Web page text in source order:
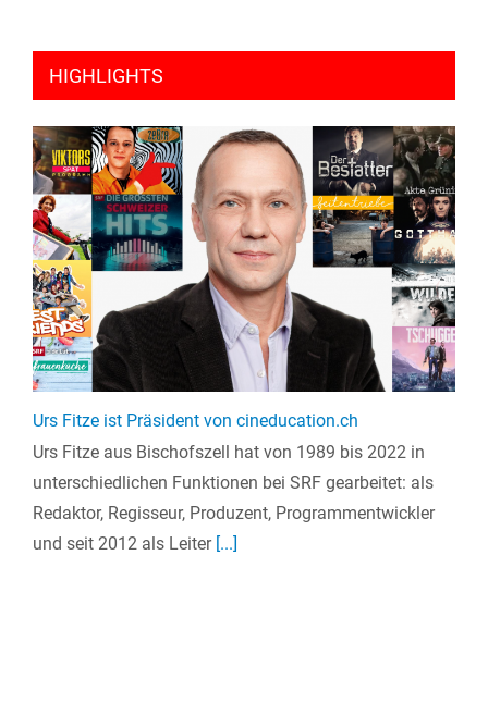
HIGHLIGHTS
Urs Fitze ist Präsident von cineducation.ch
Urs Fitze aus Bischofszell hat von 1989 bis 2022 in
unterschiedlichen Funktionen bei SRF gearbeitet: als
Redaktor, Regisseur, Produzent, Programmentwickler
und seit 2012 als Leiter[...]